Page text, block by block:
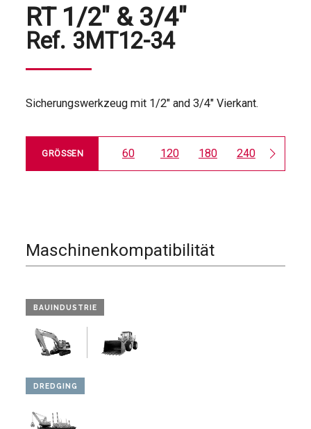
RT 1/2" & 3/4"
Ref. 3MT12-34
Sicherungswerkzeug mit 1/2" and 3/4" Vierkant.
GRÖSSEN 60 120 180 240 500
Maschinenkompatibilität
BAUINDUSTRIE
DREDGING